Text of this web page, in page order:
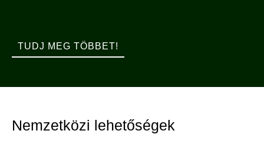
TUDJ MEG TÖBBET!
Nemzetközi lehetőségek